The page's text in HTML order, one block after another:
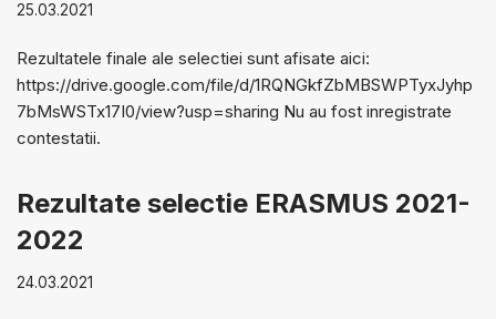
25.03.2021
Rezultatele finale ale selectiei sunt afisate aici:
https://drive.google.com/file/d/1RQNGkfZbMBSWPTyxJyhp
7bMsWSTx17I0/view?usp=sharing Nu au fost inregistrate
contestatii.
Rezultate selectie ERASMUS 2021-
2022
24.03.2021